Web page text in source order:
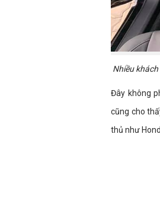
Nhiều
Đây không
cũng cho
thủ như